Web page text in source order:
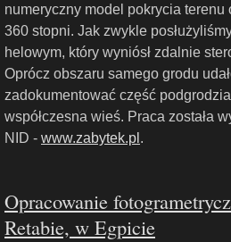
numeryczny model pokrycia
360 stopni. Jak zwykle
helowym, który wyniósł zdalnie
Oprócz obszaru samego grodu
zadokumentować część
współczesna wieś. Praca została
NID - www.zabytek.pl .
Opracowanie
Retabie, w Egpicie